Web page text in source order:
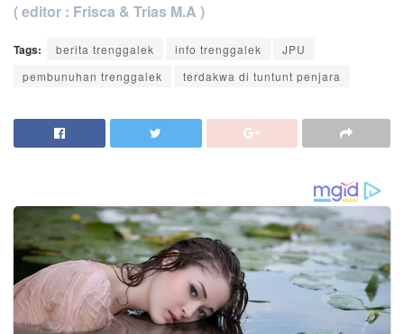
( editor : Frisca & Trias M.A )
Tags: berita trenggalek info trenggalek
JPU
pembunuhan trenggalek
terdakwa di tuntunt penjara